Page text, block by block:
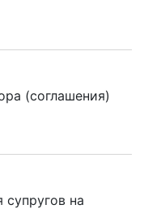
(соглашения)
супругов на